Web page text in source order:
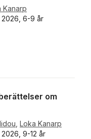
Kanarp
2026, 6-9 år
om
Loka Kanarp
9-12 år